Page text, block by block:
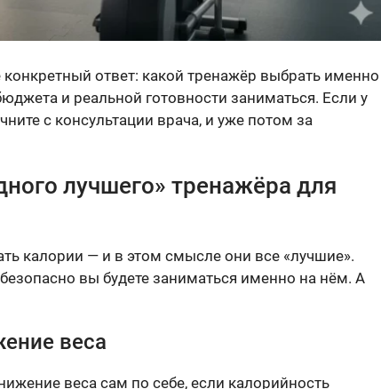
ответ: какой тренажёр выбрать именно
и реальной готовности заниматься. Если у
с консультации врача, и уже потом за
лучшего» тренажёра для
калории — и в этом смысле они все «лучшие».
вы будете заниматься именно на нём. А
веса
веса сам по себе, если калорийность